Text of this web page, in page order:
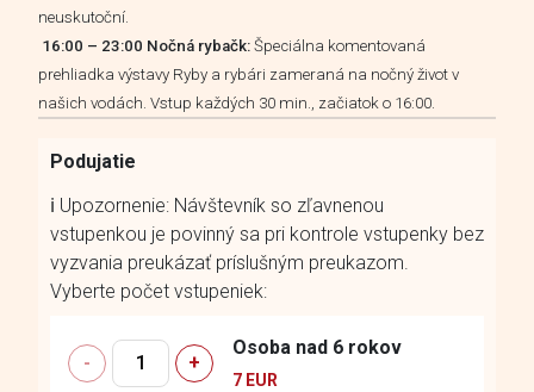
neuskutoční.
16:00 – 23:00 Nočná rybačk: Špeciálna komentovaná
prehliadka výstavy Ryby a rybári zameraná na nočný život v
našich vodách. Vstup každých 30 min., začiatok o 16:00.
Podujatie
ℹ️ Upozornenie: Návštevník so zľavnenou
vstupenkou je povinný sa pri kontrole vstupenky bez
vyzvania preukázať príslušným preukazom.
Vyberte počet vstupeniek:
- +
Osoba nad 6 rokov
7 EUR